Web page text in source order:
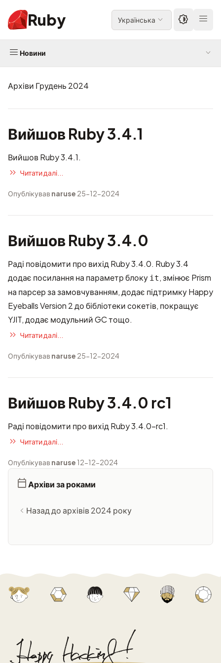
Ruby Українська
Новини
Архіви Грудень 2024
Вийшов Ruby 3.4.1
Вийшов Ruby 3.4.1.
Читати далі...
Опублікував naruse 25-12-2024
Вийшов Ruby 3.4.0
Раді повідомити про вихід Ruby 3.4.0. Ruby 3.4
додає посилання на параметр блоку it , змінює Prism
на парсер за замовчуванням, додає підтримку Happy
Eyeballs Version 2 до бібліотеки сокетів, покращує
YJIT, додає модульний GC тощо.
Читати далі...
Опублікував naruse 25-12-2024
Вийшов Ruby 3.4.0 rc1
Раді повідомити про вихід Ruby 3.4.0-rc1.
Читати далі...
Опублікував naruse 12-12-2024
Архіви за роками
Назад до архівів 2024 року